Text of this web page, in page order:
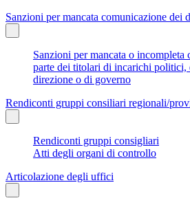
Sanzioni per mancata comunicazione dei
Sanzioni per mancata o incompleta
parte dei titolari di incarichi politici,
direzione o di governo
Rendiconti gruppi consiliari regionali/
Rendiconti gruppi consigliari
Atti degli organi di controllo
Articolazione degli uffici